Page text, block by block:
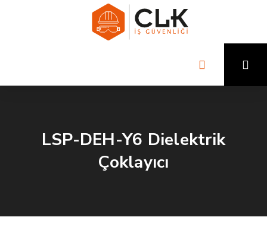
LSP-DEH-Y6 Dielektrik
Çoklayıcı